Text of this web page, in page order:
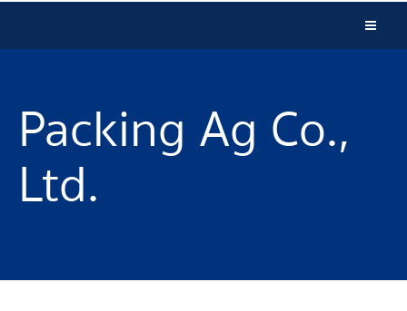
Packing Ag Co.,
Ltd.